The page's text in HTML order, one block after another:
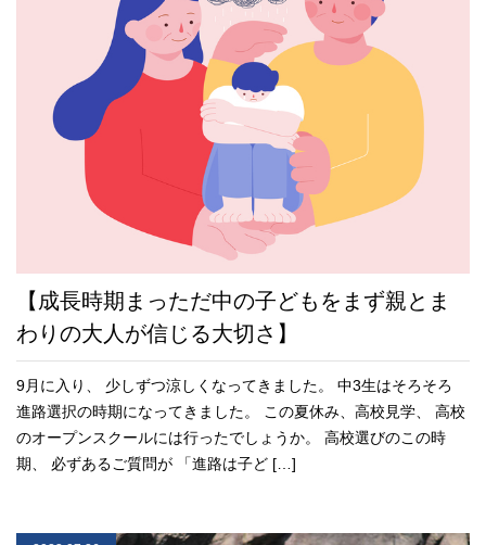
【成長時期まっただ中の子どもをまず親とま
わりの大人が信じる大切さ】
9月に入り、 少しずつ涼しくなってきました。 中3生はそろそろ
進路選択の時期になってきました。 この夏休み、高校見学、 高校
のオープンスクールには行ったでしょうか。 高校選びのこの時
期、 必ずあるご質問が 「進路は子ど […]